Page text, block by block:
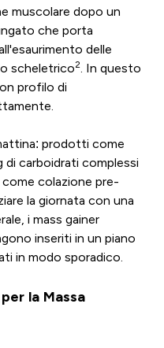
muscolare dopo un
che porta
delle
scheletrico2. In questo
profilo di
prodotti come
di carboidrati complessi
colazione pre-
la giornata con una
i mass gainer
inseriti in un piano
in modo sporadico.
la Massa